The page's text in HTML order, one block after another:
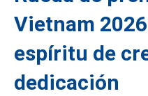
Vietnam
espíritu de
dedicación